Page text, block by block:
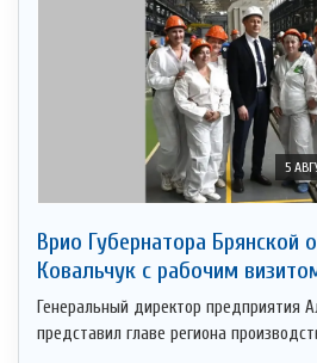
5
Врио Губернатора Брянской
Ковальчук с рабочим
Генеральный директор предприятия
представил главе региона